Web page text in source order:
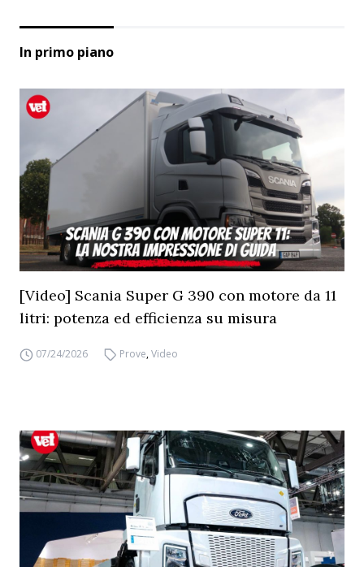
In primo piano
[Video] Scania Super G 390 con motore da 11
litri: potenza ed efficienza su misura
07/24/2026 Prove,Video